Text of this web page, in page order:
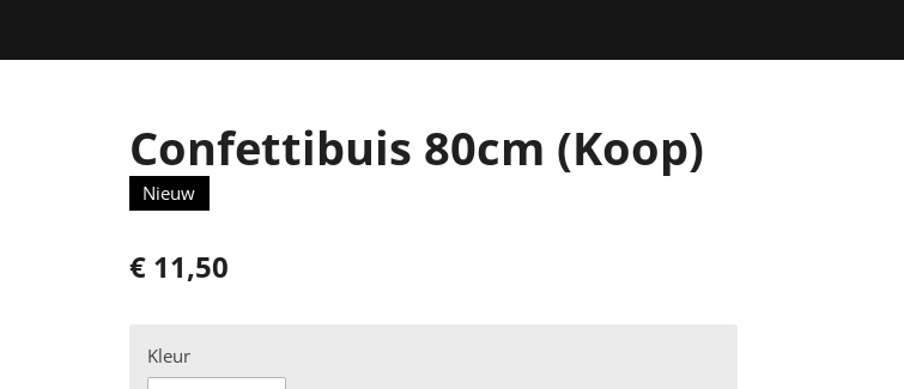
Confettibuis 80cm (Koop)
Nieuw
€ 11,50
Kleur